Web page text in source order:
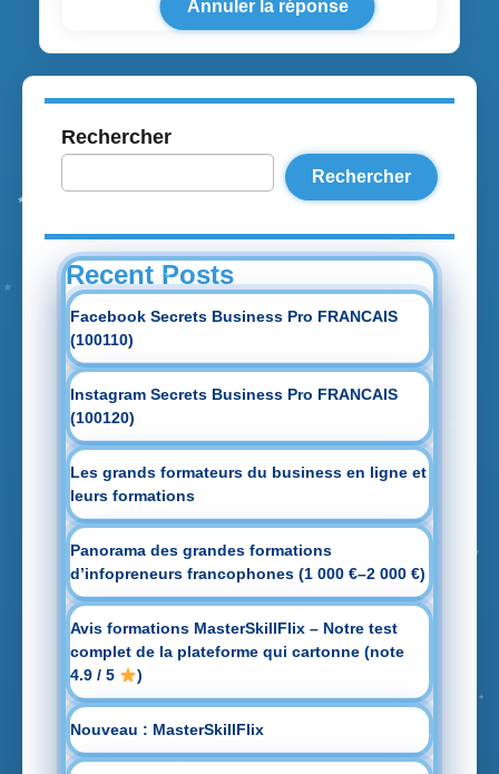
Annuler la réponse
Rechercher
Rechercher
Recent Posts
Facebook Secrets Business Pro FRANCAIS
(100110)
Instagram Secrets Business Pro FRANCAIS
(100120)
Les grands formateurs du business en ligne et
leurs formations
Panorama des grandes formations
d’infopreneurs francophones (1 000 €–2 000 €)
Avis formations MasterSkillFlix – Notre test
complet de la plateforme qui cartonne (note
4.9 / 5
)
Nouveau : MasterSkillFlix